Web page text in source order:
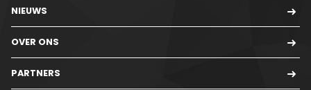
NIEUWS
OVER ONS
PARTNERS